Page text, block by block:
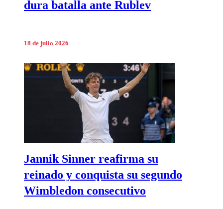
dura batalla ante Rublev
18 de julio 2026
Jannik Sinner reafirma su
reinado y conquista su segundo
Wimbledon consecutivo